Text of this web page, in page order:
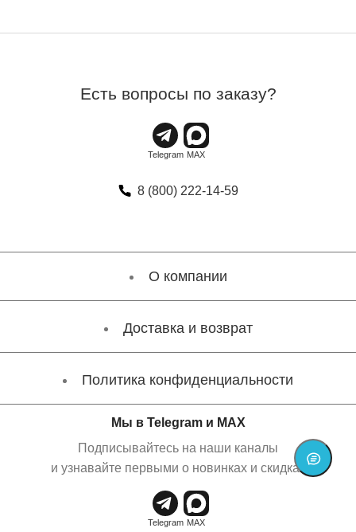
Есть вопросы по заказу?
8 (800) 222-14-59
О компании
Доставка и возврат
Политика конфиденциальности
Мы в Telegram и MAX
Подписывайтесь на наши каналы
и узнавайте первыми о новинках и скидках